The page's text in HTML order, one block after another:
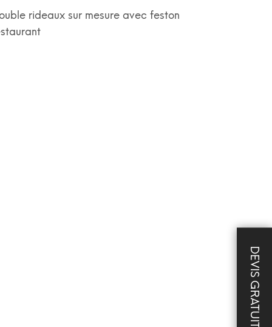
rideaux sur mesure avec feston
DEVIS GRATUIT